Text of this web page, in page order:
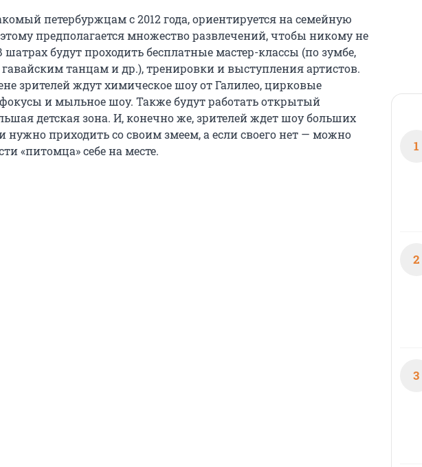
петербуржцам с 2012 года, ориентируется на семейную
предполагается множество развлечений, чтобы никому не
будут проходить бесплатные мастер-классы (по зумбе,
танцам и др.), тренировки и выступления артистов.
зрителей ждут химическое шоу от Галилео, цирковые
и мыльное шоу. Также будут работать открытый
детская зона. И, конечно же, зрителей ждет шоу больших
нужно приходить со своим змеем, а если своего нет — можно
«питомца» себе на месте.
1
2
3